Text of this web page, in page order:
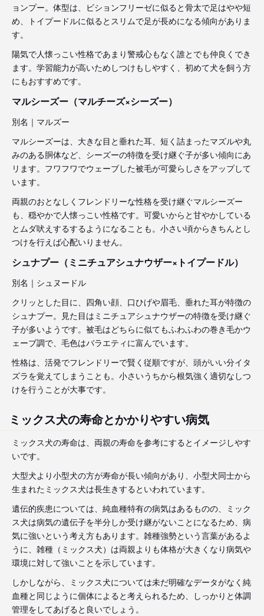
ョンプー。体型は、ビションフリーゼに似ると骨太で足はやや短
め、トイプードルに似るとスリムで足が長めになる傾向がありま
す。
陽気で人懐っこい性格であまり警戒心もなく誰とでも仲良くでき
ます。学習能力が高いためしつけもしやすく、初めて犬を飼う方
にもおすすめです。
マルシーズー（マルチーズ×シーズー）
別名｜マルズー
マルシーズーは、大きな目と垂れた耳、短く詰まったマズルや丸
みのある胴体など、シーズーの特徴を受け継ぐ子が多い傾向にあ
リます。フワフワでウェーブした被毛が可愛らしさをアップして
います。
両親のおとなしくフレンドリーな性格を受け継ぐマルシーズー
も、穏やかで人懐っこい性格です。可愛いからと甘やかしている
とムダ吠えするするようになることも。小さい頃からきちんとし
つけを行えば心配いりません。
シュナプー（ミニチュアシュナウザー×トイプードル）
別名｜シュヌードル
クリッとした目に、四角い顔、口ひげや眉毛、垂れた耳が特徴の
シュナプー。見た目はミニチュアシュナウザーの特徴を受け継ぐ
子が多いようです。被毛はどちらに似てもふわふわの巻き毛かウ
ェーブ調で、毛色はバラエティに富んでいます。
性格は、活発でフレンドリーで賢く従順ですが、頭がいい分イタ
ズラを覚えてしまうことも。小さいうちから根気強く適切なしつ
けを行うことが大事です。
ミックス犬の寿命とかかりやすい病気
ミックス犬の寿命は、両親の寿命を参考にするとイメージしやす
いです。
大型犬より小型犬の方が寿命が長い傾向があり、小型犬同士から
生まれたミックス犬は長生きするといわれています。
遺伝的疾患については、純血種特有の病気はあるものの、ミック
ス犬は病気の遺伝子を半分しか受け継がないことになるため、病
気に強いという考え方もあります。雑種強勢という言葉があるよ
うに、雑種（ミックス犬）は両親よりも体格が大きくなり病気や
環境に対して強いことを示しています。
しかしながら、ミックス犬については未だ明確なデータがなく純
血種と同じように個体によると考えられるため、しっかりと体調
管理をしてあげると良いでしょう。